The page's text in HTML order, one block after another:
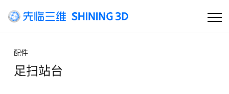
首页
高精度工业3D扫描
配件
足扫站台